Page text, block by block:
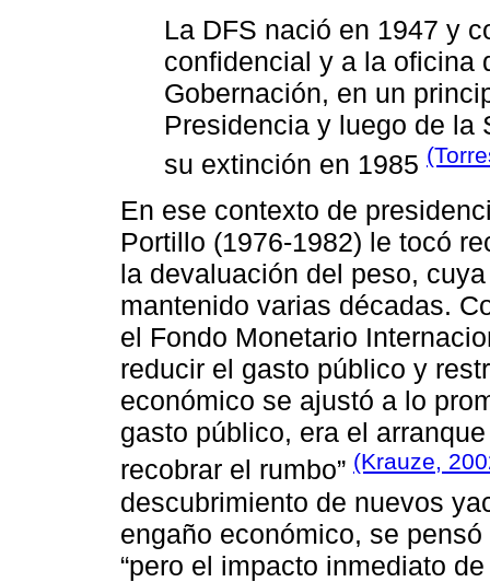
La DFS nació en 1947 y
confidencial y a la oficina
Gobernación, en un
Presidencia y luego de la
su extinción en 1985
En ese contexto de
Portillo (1976-1982) le tocó
la devaluación del peso,
mantenido varias décadas.
el Fondo Monetario
reducir el gasto público y
económico se ajustó a lo
gasto público, era el
recobrar el rumbo” (Krauze,
descubrimiento de nuevos
engaño económico, se
“pero el impacto inmediato